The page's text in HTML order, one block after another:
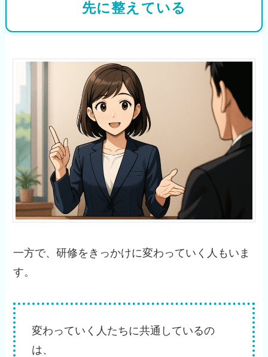
先に整えている
一方で、研修をきっかけに変わっていく人もいま
す。
変わっていく人たちに共通しているの
は、